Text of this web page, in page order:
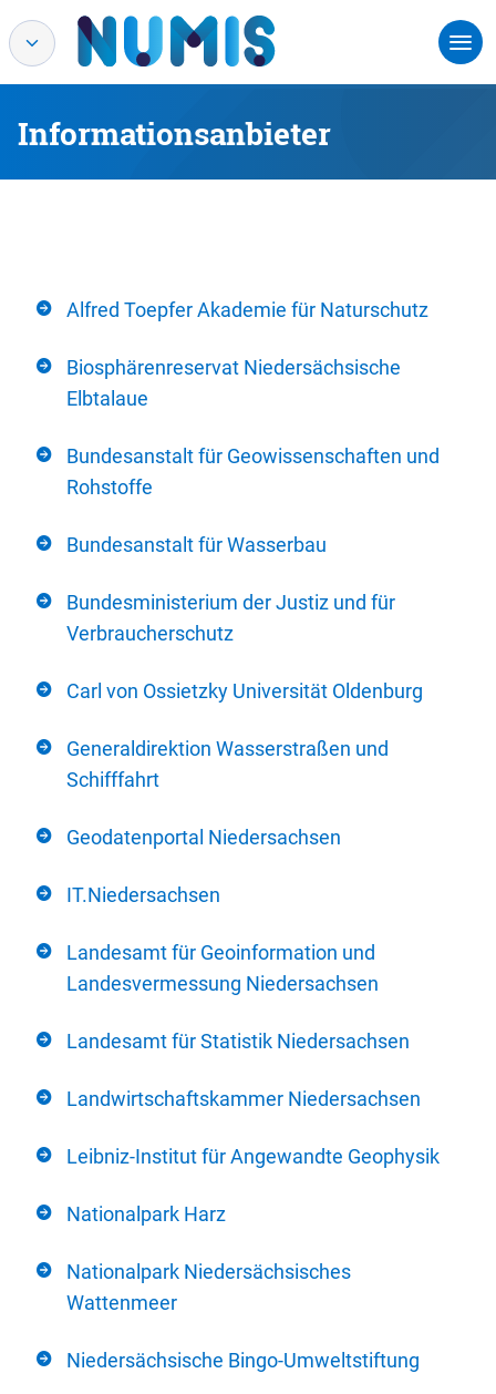
Informationsanbieter
Alfred Toepfer Akademie für Naturschutz
Biosphärenreservat Niedersächsische
Elbtalaue
Bundesanstalt für Geowissenschaften und
Rohstoffe
Bundesanstalt für Wasserbau
Bundesministerium der Justiz und für
Verbraucherschutz
Carl von Ossietzky Universität Oldenburg
Generaldirektion Wasserstraßen und
Schifffahrt
Geodatenportal Niedersachsen
IT.Niedersachsen
Landesamt für Geoinformation und
Landesvermessung Niedersachsen
Landesamt für Statistik Niedersachsen
Landwirtschaftskammer Niedersachsen
Leibniz-Institut für Angewandte Geophysik
Nationalpark Harz
Nationalpark Niedersächsisches
Wattenmeer
Niedersächsische Bingo-Umweltstiftung